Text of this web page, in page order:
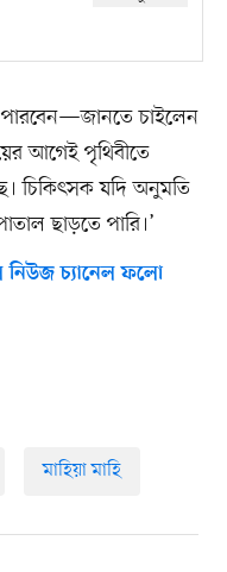
পারবেন—জানতে চাইলেন
আগেই পৃথিবীতে
চিকিৎসক যদি অনুমতি
ছাড়তে পারি।’
চ্যানেল ফলো
মাহিয়া মাহি